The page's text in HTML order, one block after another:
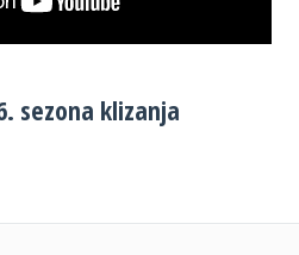
sezona klizanja